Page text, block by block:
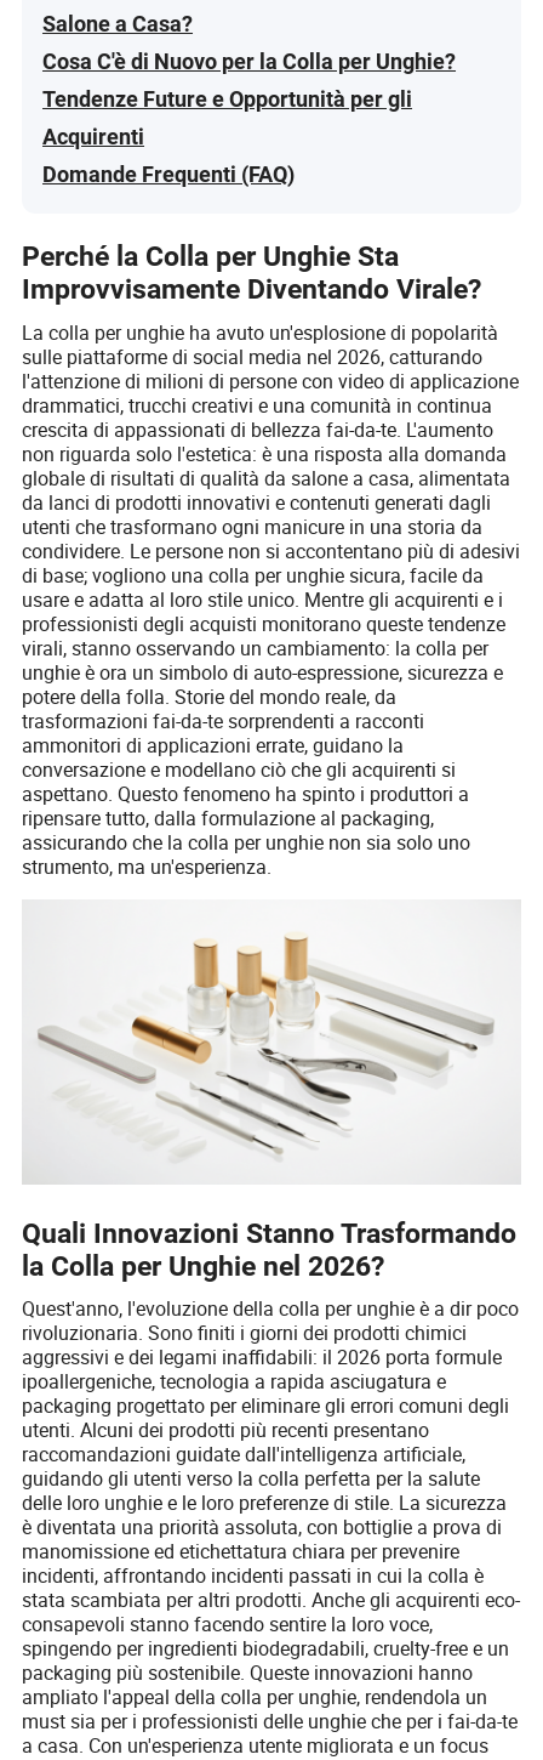
Salone a Casa?
Cosa C'è di Nuovo per la Colla per Unghie?
Tendenze Future e Opportunità per gli
Acquirenti
Domande Frequenti (FAQ)
Perché la Colla per Unghie Sta
Improvvisamente Diventando Virale?
La colla per unghie ha avuto un'esplosione di popolarità
sulle piattaforme di social media nel 2026, catturando
l'attenzione di milioni di persone con video di applicazione
drammatici, trucchi creativi e una comunità in continua
crescita di appassionati di bellezza fai-da-te. L'aumento
non riguarda solo l'estetica: è una risposta alla domanda
globale di risultati di qualità da salone a casa, alimentata
da lanci di prodotti innovativi e contenuti generati dagli
utenti che trasformano ogni manicure in una storia da
condividere. Le persone non si accontentano più di adesivi
di base; vogliono una colla per unghie sicura, facile da
usare e adatta al loro stile unico. Mentre gli acquirenti e i
professionisti degli acquisti monitorano queste tendenze
virali, stanno osservando un cambiamento: la colla per
unghie è ora un simbolo di auto-espressione, sicurezza e
potere della folla. Storie del mondo reale, da
trasformazioni fai-da-te sorprendenti a racconti
ammonitori di applicazioni errate, guidano la
conversazione e modellano ciò che gli acquirenti si
aspettano. Questo fenomeno ha spinto i produttori a
ripensare tutto, dalla formulazione al packaging,
assicurando che la colla per unghie non sia solo uno
strumento, ma un'esperienza.
Quali Innovazioni Stanno Trasformando
la Colla per Unghie nel 2026?
Quest'anno, l'evoluzione della colla per unghie è a dir poco
rivoluzionaria. Sono finiti i giorni dei prodotti chimici
aggressivi e dei legami inaffidabili: il 2026 porta formule
ipoallergeniche, tecnologia a rapida asciugatura e
packaging progettato per eliminare gli errori comuni degli
utenti. Alcuni dei prodotti più recenti presentano
raccomandazioni guidate dall'intelligenza artificiale,
guidando gli utenti verso la colla perfetta per la salute
delle loro unghie e le loro preferenze di stile. La sicurezza
è diventata una priorità assoluta, con bottiglie a prova di
manomissione ed etichettatura chiara per prevenire
incidenti, affrontando incidenti passati in cui la colla è
stata scambiata per altri prodotti. Anche gli acquirenti eco-
consapevoli stanno facendo sentire la loro voce,
spingendo per ingredienti biodegradabili, cruelty-free e un
packaging più sostenibile. Queste innovazioni hanno
ampliato l'appeal della colla per unghie, rendendola un
must sia per i professionisti delle unghie che per i fai-da-te
a casa. Con un'esperienza utente migliorata e un focus